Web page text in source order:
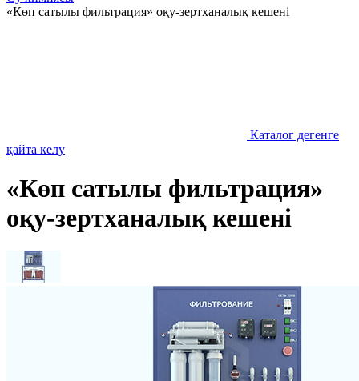
«Көп сатылы фильтрация» оқу-зертханалық кешені
Каталог дегенге
қайта келу
«Көп сатылы фильтрация»
оқу-зертханалық кешені